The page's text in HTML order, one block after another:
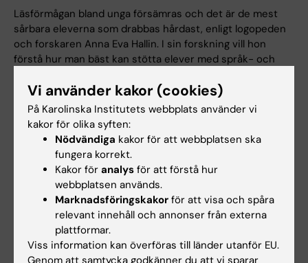
Läsförmågan bland unga försämras och det är de mest
sårbara eleverna som drabbas hårdast, enligt logopeden
och forskaren Anna Eva Hallin. I sin forskning vill hon
förstå hur man bäst kan stötta elever med språk- och
Nyheter
Vi använder kakor (cookies)
På Karolinska Institutets webbplats använder vi
kakor för olika syften:
Nödvändiga kakor för att webbplatsen ska
fungera korrekt.
Kakor för analys för att förstå hur
webbplatsen används.
Marknadsföringskakor för att visa och spåra
relevant innehåll och annonser från externa
plattformar.
Viss information kan överföras till länder utanför EU.
Genom att samtycka godkänner du att vi sparar